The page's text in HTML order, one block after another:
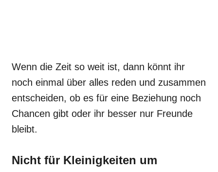
Wenn die Zeit so weit ist, dann könnt ihr
noch einmal über alles reden und zusammen
entscheiden, ob es für eine Beziehung noch
Chancen gibt oder ihr besser nur Freunde
bleibt.
Nicht für Kleinigkeiten um